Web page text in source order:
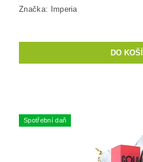
Značka: Imperia
Spotřební daň